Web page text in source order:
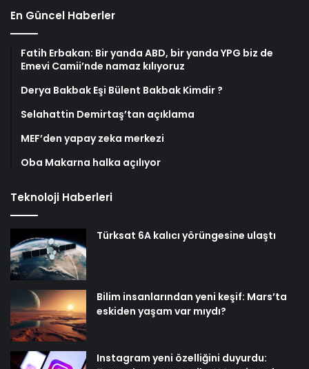
En Güncel Haberler
Fatih Erbakan: Bir yanda ABD, bir yanda YPG biz de
Emevi Camii’nde namaz kılıyoruz
Derya Bakbak Eşi Bülent Bakbak Kimdir ?
Selahattin Demirtaş’tan açıklama
MEF’den yapay zeka merkezi
Oba Makarna halka açılıyor
Teknoloji Haberleri
Türksat 6A kalıcı yörüngesine ulaştı
Bilim insanlarından yeni keşif: Mars’ta
eskiden yaşam var mıydı?
Instagram yeni özelliğini duyurdu: